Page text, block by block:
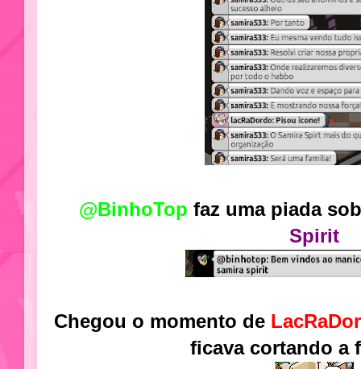
@BinhoTop faz uma piada
Spirit
Chegou o momento de
ficava cortando a